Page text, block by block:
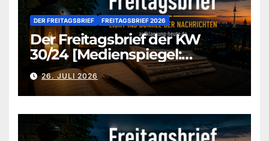
DER FREITAGSBRIEF FREITAGSBRIEF 2026
Der Freitagsbrief der KW
30/24 [Medienspiegel:
aufklaerung-heute-de]
26. JULI 2026